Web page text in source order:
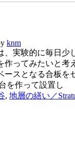
knm
、実験的に毎日少
作ってみたいと考
ースとなる合板を
を作って設置し
, 地層の繕い／